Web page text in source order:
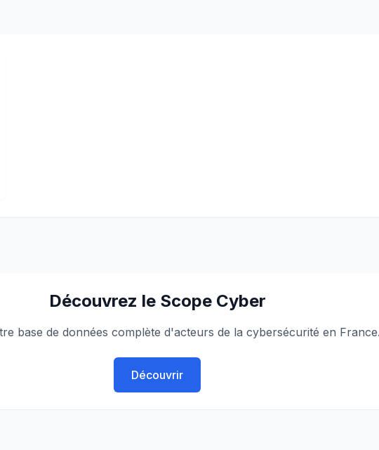
Découvrez le Scope Cyber
base de données complète d'acteurs de la cybersécurité en France.
Découvrir